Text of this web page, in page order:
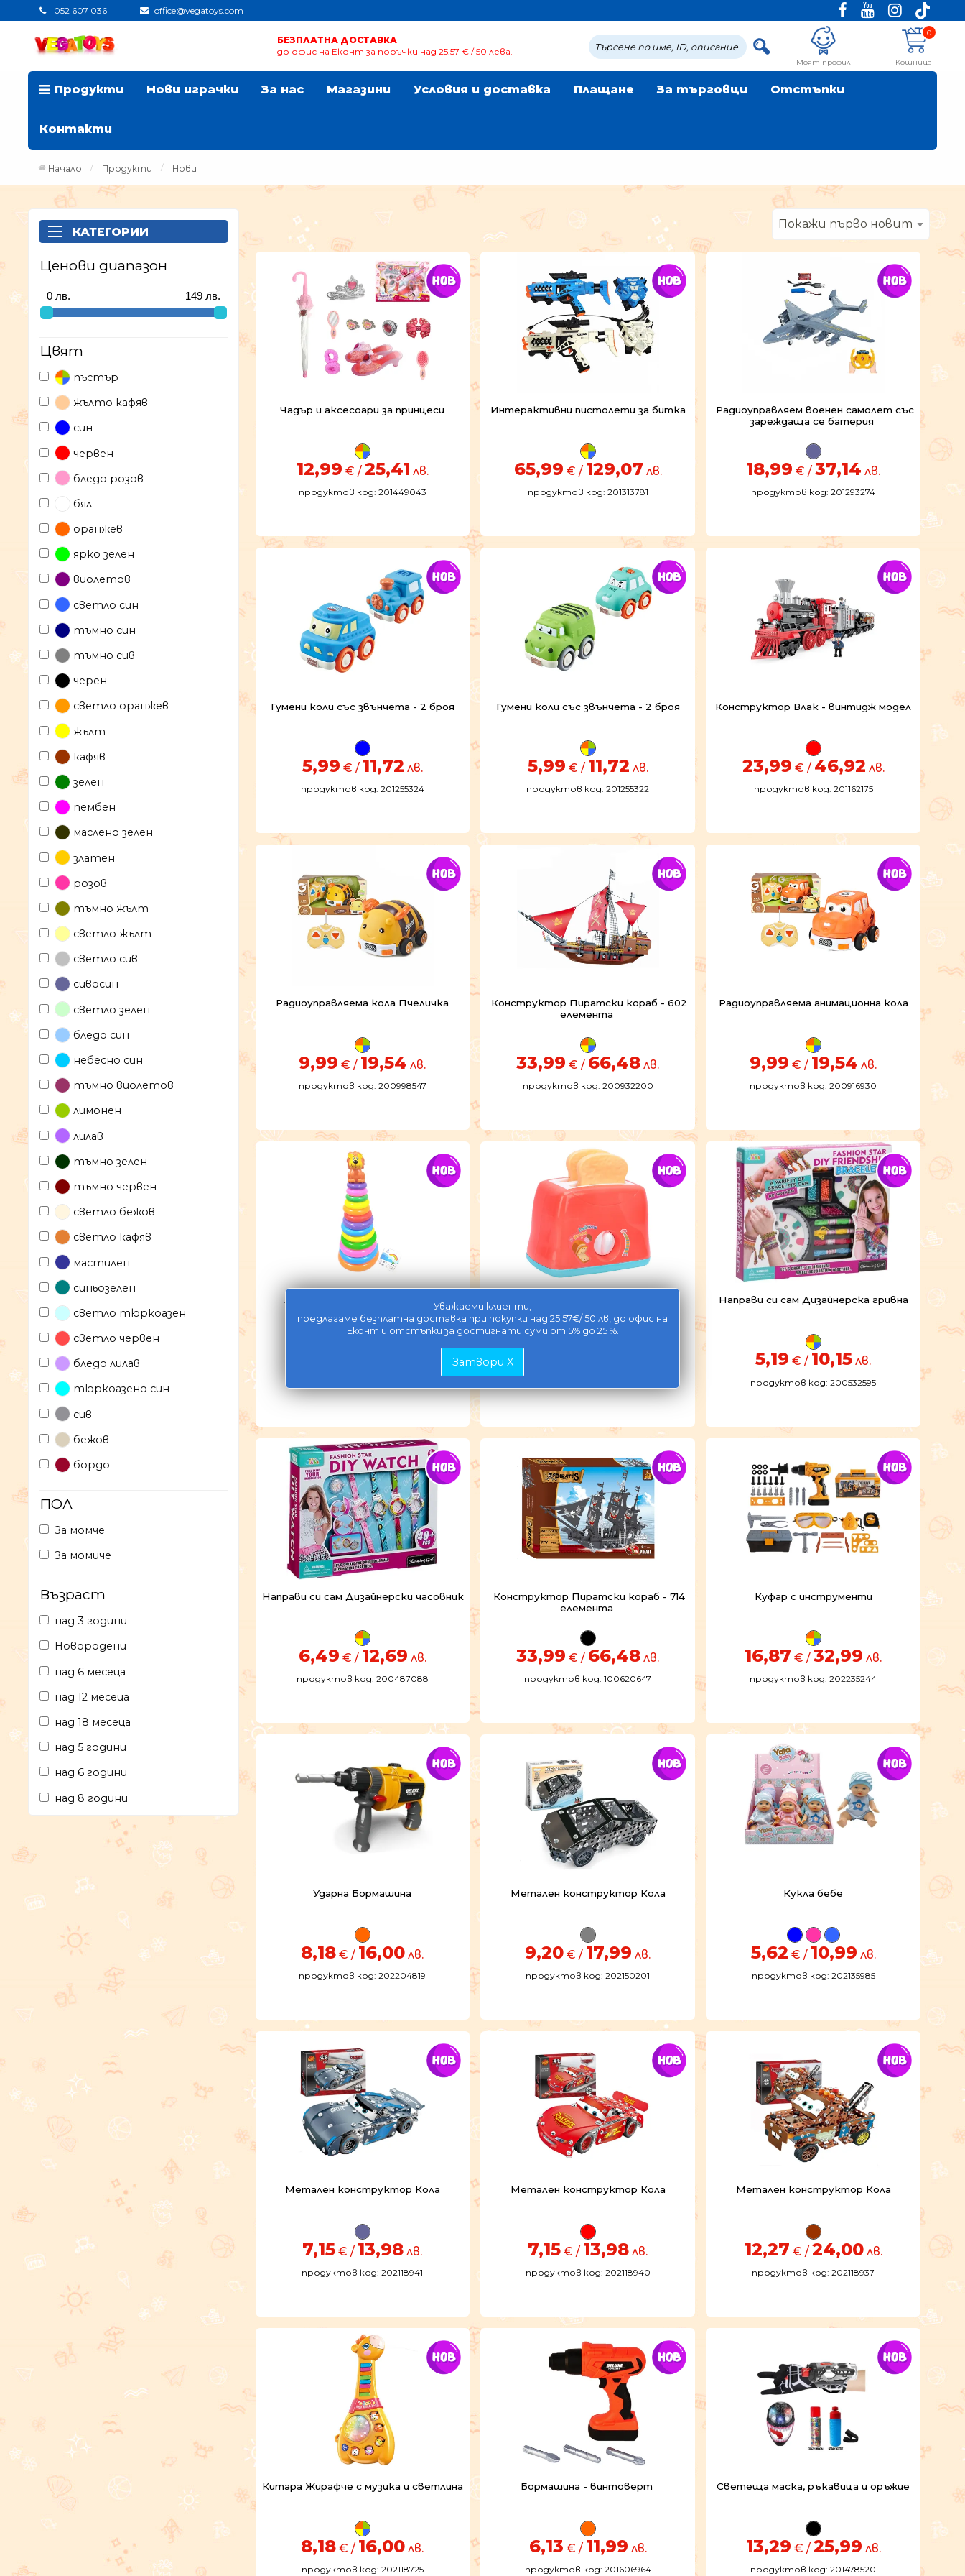
Уважаеми клиенти,
предлагаме безплатна доставка при покупки над 25.57€/ 50 лв, до офис на
Еконт и отстъпки за достигнати суми от 5% до 25 %.
Затвори X
052 607 036 office@vegatoys.com
БЕЗПЛАТНА ДОСТАВКА
до офис на Еконт за поръчки над 25.57 € / 50 лева.
Моят профил
0
Кошница
Продукти Нови играчки За нас Магазини Условия и доставка Плащане За търговци Отстъпки
Контакти
Начало Продукти Нови
КАТЕГОРИИ
Ценови диапазон
Цвят
пъстър
жълто кафяв
син
червен
бледо розов
бял
оранжев
ярко зелен
виолетов
светло син
тъмно син
тъмно сив
черен
светло оранжев
жълт
кафяв
зелен
пембен
маслено зелен
златен
розов
тъмно жълт
светло жълт
светло сив
сивосин
светло зелен
бледо син
небесно син
тъмно виолетов
лимонен
лилав
тъмно зелен
тъмно червен
светло бежов
светло кафяв
мастилен
синьозелен
светло тюркоазен
светло червен
бледо лилав
тюркоазено син
сив
бежов
бордо
ПОЛ
За момче
За момиче
Възраст
над 3 години
Новородени
над 6 месеца
над 12 месеца
над 18 месеца
над 5 години
над 6 години
над 8 години
Чадър и аксесоари за принцеси
12,99 € / 25,41 лв.
продуктов код: 201449043
Интерактивни пистолети за битка
65,99 € / 129,07 лв.
продуктов код: 201313781
Радиоуправляем военен самолет със
зареждаща се батерия
18,99 € /37,14 лв.
продуктов код: 201293274
Гумени коли със звънчета - 2 броя
5,99 € / 11,72 лв.
продуктов код: 201255324
Гумени коли със звънчета - 2 броя
5,99 € / 11,72 лв.
продуктов код: 201255322
Конструктор Влак - винтидж модел
23,99 € / 46,92 лв.
продуктов код: 201162175
Радиоуправляема кола Пчеличка
9,99 € / 19,54 лв.
продуктов код: 200998547
Конструктор Пиратски кораб - 602
елемента
33,99 € / 66,48 лв.
продуктов код: 200932200
Радиоуправляема анимационна кола
9,99 € / 19,54 лв.
продуктов код: 200916930
Лъвче с рингове за нанизване Направи си сам Дизайнерска гривна
5,19 € / 10,15 лв.
продуктов код: 200532595
Направи си сам Дизайнерски часовник
6,49 € / 12,69 лв.
продуктов код: 200487088
Конструктор Пиратски кораб - 714
елемента
33,99 € / 66,48 лв.
продуктов код: 100620647
Куфар с инструменти
16,87 € /32,99 лв.
продуктов код: 202235244
Ударна Бормашина
8,18 € / 16,00 лв.
продуктов код: 202204819
Метален конструктор Кола
9,20 € / 17,99 лв.
продуктов код: 202150201
Кукла бебе
5,62 € / 10,99 лв.
продуктов код: 202135985
Метален конструктор Кола
7,15 € / 13,98 лв.
продуктов код: 202118941
Метален конструктор Кола
7,15 € / 13,98 лв.
продуктов код: 202118940
Метален конструктор Кола
12,27 € / 24,00лв.
продуктов код: 202118937
Китара Жирафче с музика и светлина
8,18 € / 16,00 лв.
продуктов код: 202118725
Бормашина - винтоверт
6,13 € / 11,99 лв.
продуктов код: 201606964
Светеща маска, ръкавица и оръжие
13,29 € / 25,99 лв.
продуктов код: 201478520